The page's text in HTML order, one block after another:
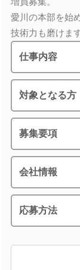
愛川の本部を始
技術力も磨けま
仕事内容
対象となる方
募集要項
会社情報
応募方法